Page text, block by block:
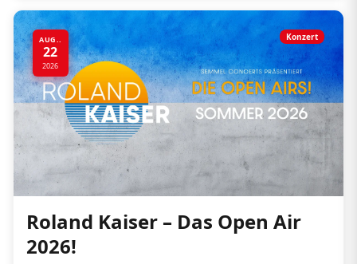
AUG..
22
2026
Konzert
Roland Kaiser – Das Open Air
2026!